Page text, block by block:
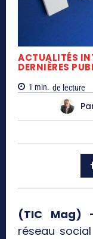
ACTUALITÉS
DERNIÈRES
1 min. de lecture
(TIC Mag)
réseau